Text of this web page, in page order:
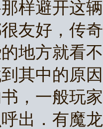
样避开这
友好，传
地方就看
其中的原
，一般玩
呼出．有魔